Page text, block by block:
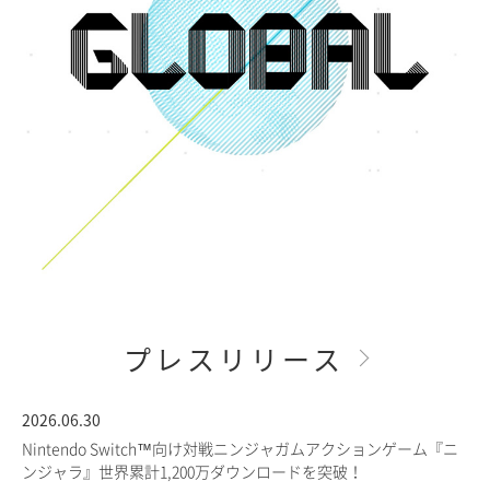
プレスリリース
2026.06.30
Nintendo Switch™向け対戦ニンジャガムアクションゲーム『ニ
ンジャラ』世界累計1,200万ダウンロードを突破！